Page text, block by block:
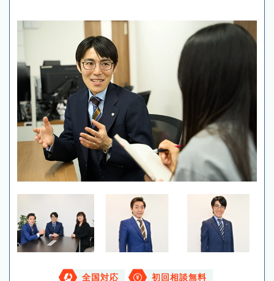
全国対応 初回相談無料